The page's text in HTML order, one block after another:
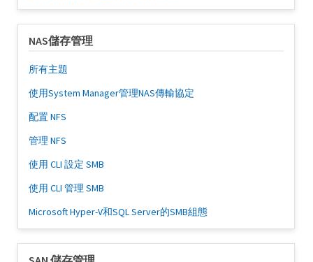
NAS儲存管理
所有主題
使用System Manager管理NAS傳輸協定
配置 NFS
管理 NFS
使用 CLI 設定 SMB
使用 CLI 管理 SMB
Microsoft Hyper-V和SQL Server的SMB組態